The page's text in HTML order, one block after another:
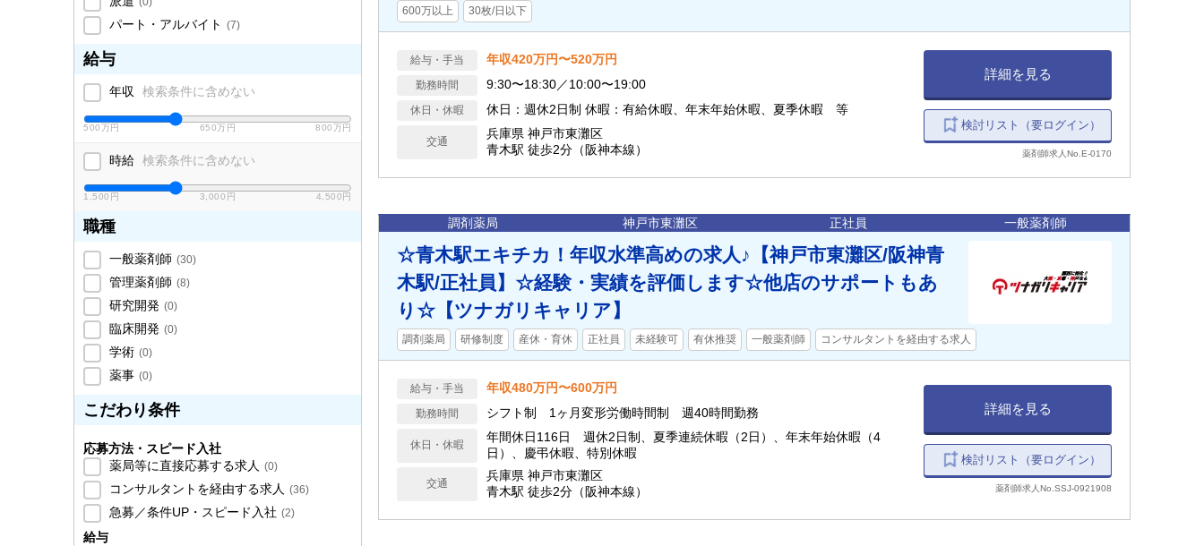
パート・アルバイト (7)
給与
年収 検索条件に含めない
500万円 650万円 800万円
時給 検索条件に含めない
1,500円 3,000円 4,500円
職種
一般薬剤師 (30)
管理薬剤師 (8)
研究開発 (0)
臨床開発 (0)
学術 (0)
薬事 (0)
こだわり条件
応募方法・スピード入社
薬局等に直接応募する求人 (0)
コンサルタントを経由する求人 (36)
急募／条件UP・スピード入社 (2)
給与
600万以上 30枚/日以下
給与・手当 年収420万円〜520万円
勤務時間 9:30〜18:30／10:00〜19:00
休日・休暇 休日：週休2日制 休暇：有給休暇、年末年始休暇、夏季休暇 等
交通
兵庫県 神戸市東灘区
青木駅 徒歩2分（阪神本線）
詳細を見る
検討リスト（要ログイン）
薬剤師求人No.E-0170
調剤薬局 神戸市東灘区 正社員 一般薬剤師
☆青木駅エキチカ！年収水準高めの求人♪【神戸市東灘区/阪神青
木駅/正社員】☆経験・実績を評価します☆他店のサポートもあ
り☆【ツナガリキャリア】
調剤薬局 研修制度 産休・育休 正社員 未経験可 有休推奨 一般薬剤師 コンサルタントを経由する求人
給与・手当 年収480万円〜600万円
勤務時間 シフト制 1ヶ月変形労働時間制 週40時間勤務
休日・休暇
年間休日116日 週休2日制、夏季連続休暇（2日）、年末年始休暇（4
日）、慶弔休暇、特別休暇
交通
兵庫県 神戸市東灘区
青木駅 徒歩2分（阪神本線）
詳細を見る
検討リスト（要ログイン）
薬剤師求人No.SSJ-0921908